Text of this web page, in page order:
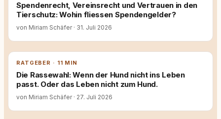
Spendenrecht, Vereinsrecht und Vertrauen in den
Tierschutz: Wohin fliessen Spendengelder?
von Miriam Schäfer · 31. Juli 2026
RATGEBER · 11 MIN
Die Rassewahl: Wenn der Hund nicht ins Leben
passt. Oder das Leben nicht zum Hund.
von Miriam Schäfer · 27. Juli 2026